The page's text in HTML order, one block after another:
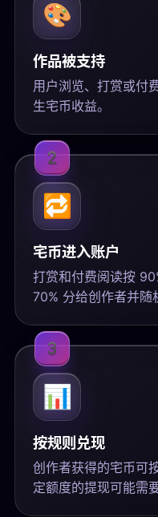
🎨
作品被支持
用户浏览、打赏或付
生宅币收益。
2
🔁
宅币进入账户
打赏和付费阅读按
70% 分给创作者并随
3
📊
按规则兑现
创作者获得的宅币可
定额度的提现可能需